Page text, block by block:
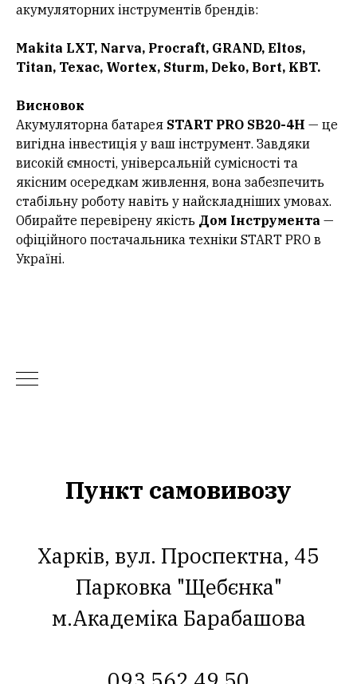
акумуляторних інструментів брендів:
Makita LXT, Narva, Procraft, GRAND, Eltos,
Titan, Texac, Wortex, Sturm, Deko, Bort, KBT.
Висновок
Акумуляторна батарея START PRO SB20-4H — це
вигідна інвестиція у ваш інструмент. Завдяки
високій ємності, універсальній сумісності та
якісним осередкам живлення, вона забезпечить
стабільну роботу навіть у найскладніших умовах.
Обирайте перевірену якість Дом Інструмента —
офіційного постачальника техніки START PRO в
Україні.
Пункт самовивозу
Харків, вул. Проспектна, 45
Парковка "Щебєнка"
м.Академіка Барабашова